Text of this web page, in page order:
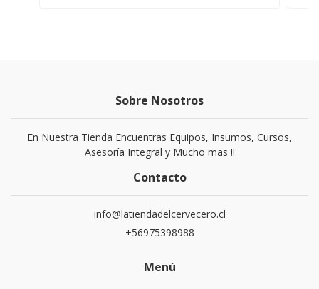
Sobre Nosotros
En Nuestra Tienda Encuentras Equipos, Insumos, Cursos,
Asesoría Integral y Mucho mas !!
Contacto
info@latiendadelcervecero.cl
+56975398988
Menú